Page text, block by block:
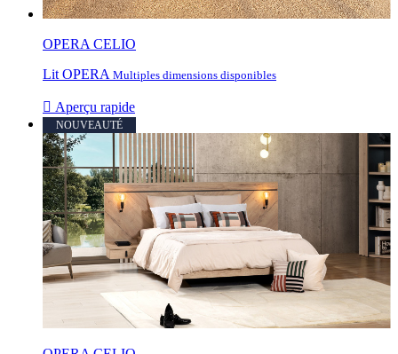
OPERA CELIO
Lit OPERA Multiples dimensions disponibles
 Aperçu rapide
NOUVEAUTÉ